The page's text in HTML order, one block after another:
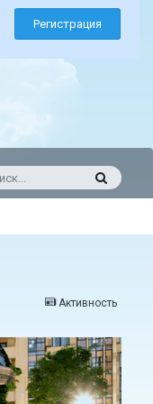
Регистрация
Активность